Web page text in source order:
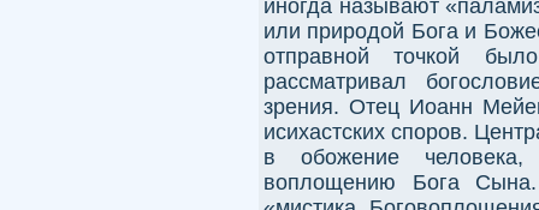
иногда называют
или природой Бога и
отправной точкой
рассматривал
зрения. Отец Иоанн
исихастских споров.
в обожение человека,
воплощению Бога